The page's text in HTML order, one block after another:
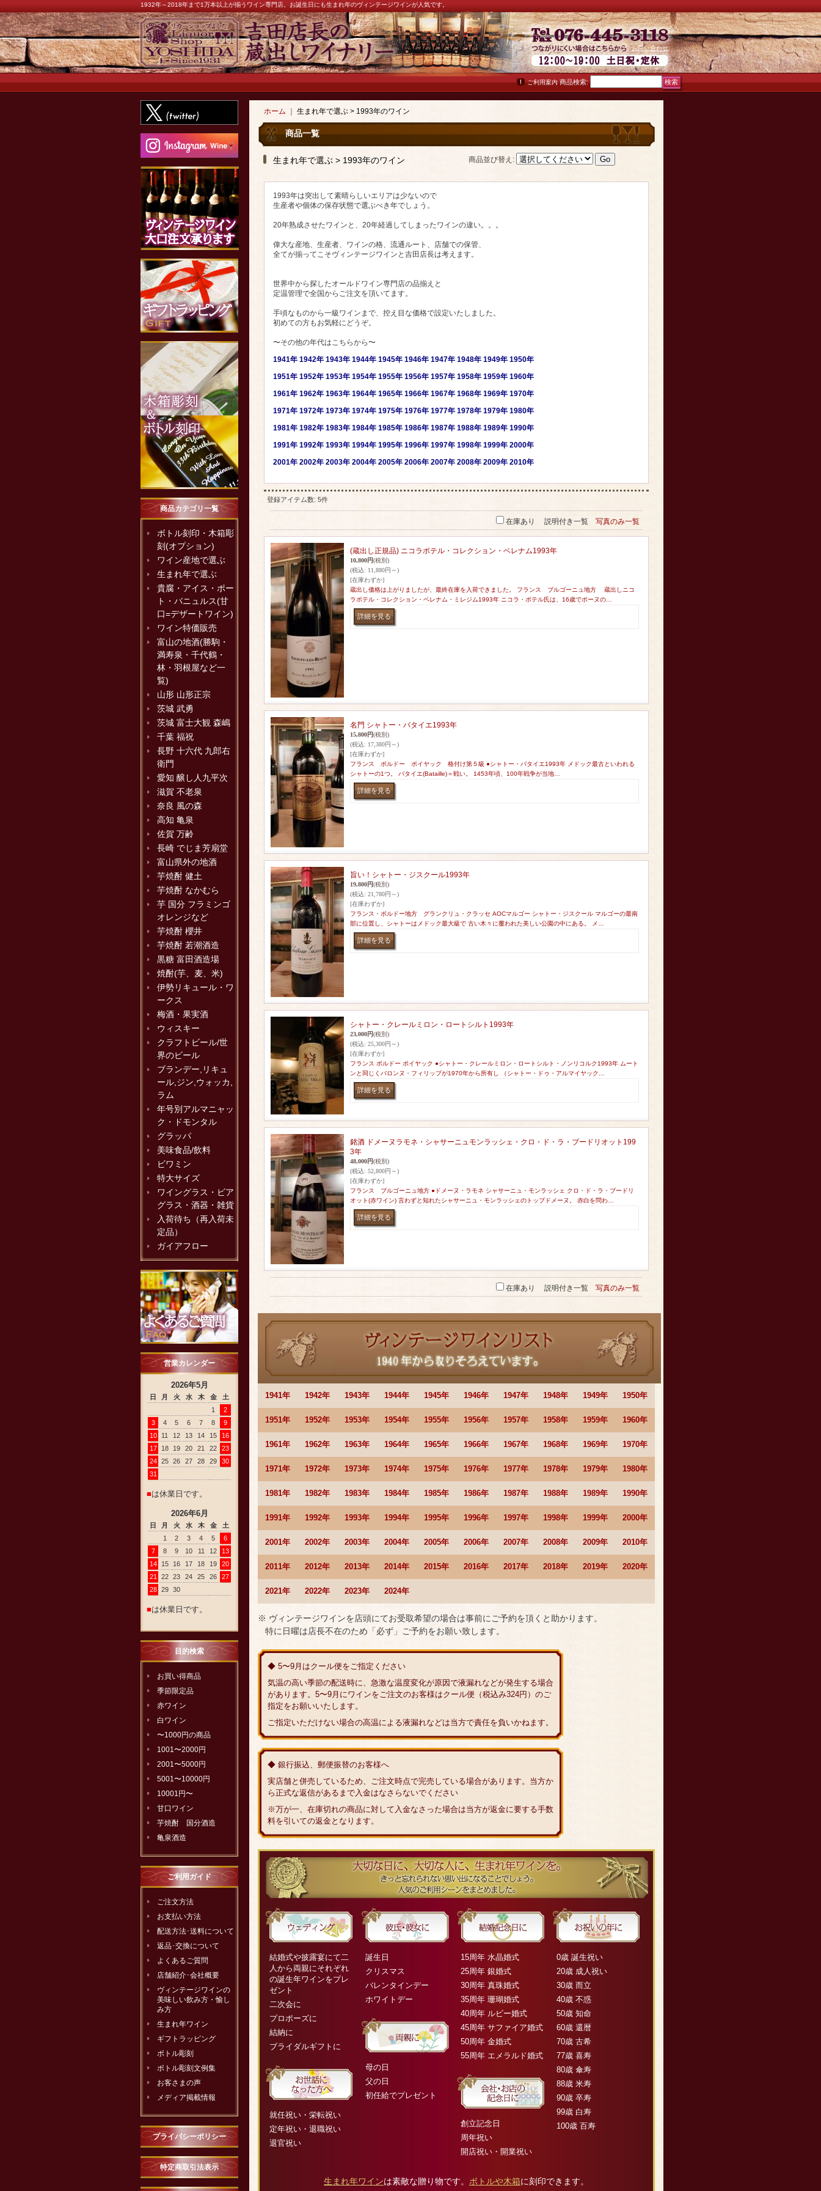
1932年～2018年まで1万本以上が揃うワイン専門店。お誕生日にも生まれ年のヴィンテージワインが人気です。
ご利用案内
お問い合わせ
商品検索:
商品カテゴリ一覧
ボトル刻印・木箱彫
刻(オプション)
ワイン産地で選ぶ
生まれ年で選ぶ
貴腐・アイス・ポー
ト・バニュルス(甘
口=デザートワイン)
ワイン特価販売
富山の地酒(勝駒・
満寿泉・千代鶴・
林・羽根屋など一
覧)
山形 山形正宗
茨城 武勇
茨城 富士大観 森嶋
千葉 福祝
長野 十六代 九郎右
衛門
愛知 醸し人九平次
滋賀 不老泉
奈良 風の森
高知 亀泉
佐賀 万齢
長崎 でじま芳扇堂
富山県外の地酒
芋焼酎 健土
芋焼酎 なかむら
芋 国分 フラミンゴ
オレンジなど
芋焼酎 櫻井
芋焼酎 若潮酒造
黒糖 富田酒造場
焼酎(芋、麦、米)
伊勢リキュール・ワ
ークス
梅酒・果実酒
ウィスキー
クラフトビール/世
界のビール
ブランデー,リキュ
ール,ジン,ウォッカ,
ラム
年号別アルマニャッ
ク・ドモンタル
グラッパ
美味食品/飲料
ビワミン
特大サイズ
ワイングラス・ビア
グラス・酒器・雑貨
入荷待ち（再入荷未
定品）
ガイアフロー
営業カレンダー
2026年5月
日 月 火 水 木 金
土
1
2
3
4 5 6 7 8
9
10
11 12 13 14 15
16
17
18 19 20 21 22
23
24
25 26 27 28 29
30
31
■は休業日です。
2026年6月
日 月 火 水 木 金
土
1
2 3 4 5
6
7
8 9 10 11 12
13
14
15 16 17 18 19
20
21
22 23 24 25 26
27
28
29 30
■は休業日です。
目的検索
お買い得商品
季節限定品
赤ワイン
白ワイン
〜1000円の商品
1001〜2000円
2001〜5000円
5001〜10000円
10001円〜
甘口ワイン
芋焼酎 国分酒造
亀泉酒造
ご利用ガイド
ご注文方法
お支払い方法
配送方法･送料について
返品･交換について
よくあるご質問
店舗紹介･会社概要
ヴィンテージワインの
美味しい飲み方・愉し
み方
生まれ年ワイン
ギフトラッピング
ボトル彫刻
ボトル彫刻文例集
お客さまの声
メディア掲載情報
プライバシーポリシー
特定商取引法表示
ホーム 生まれ年で選ぶ > 1993年のワイン
商品一覧
生まれ年で選ぶ > 1993年のワイン 商品並び替え :
1993年は突出して素晴らしいエリアは少ないので
生産者や個体の保存状態で選ぶべき年でしょう。
20年熟成させたワインと、20年経過してしまったワインの違い。。。
偉大な産地、生産者、ワインの格、流通ルート、店舗での保管、
全てが揃ってこそヴィンテージワインと吉田店長は考えます。
世界中から探したオールドワイン専門店の品揃えと
定温管理で全国からご注文を頂いてます。
手頃なものから一級ワインまで、控え目な価格で設定いたしました。
初めての方もお気軽にどうぞ。
〜その他の年代はこちらから〜
1941年 1942年 1943年 1944年 1945年 1946年 1947年 1948年 1949年 1950年
1951年 1952年 1953年 1954年 1955年 1956年 1957年 1958年 1959年 1960年
1961年 1962年 1963年 1964年 1965年 1966年 1967年 1968年 1969年 1970年
1971年 1972年 1973年 1974年 1975年 1976年 1977年 1978年 1979年 1980年
1981年 1982年 1983年 1984年 1985年 1986年 1987年 1988年 1989年 1990年
1991年 1992年 1993年 1994年 1995年 1996年 1997年 1998年 1999年 2000年
2001年 2002年 2003年 2004年 2005年 2006年 2007年 2008年 2009年 2010年
登録アイテム数: 5件
在庫あり 説明付き一覧 写真のみ一覧
(蔵出し正規品) ニコラポテル・コレクション・ベレナム1993年
10,800円(税別)
(税込: 11,880円～)
[在庫わずか]
蔵出し価格は上がりましたが、最終在庫を入荷できました。 フランス ブルゴーニュ地方 蔵出しニコ
ラポテル・コレクション・ベレナム・ミレジム1993年 ニコラ・ポテル氏は、16歳でボーヌの…
名門 シャトー・バタイエ1993年
15,800円(税別)
(税込: 17,380円～)
[在庫わずか]
フランス ボルドー ポイヤック 格付け第５級 ●シャトー・バタイエ1993年 メドック最古といわれる
シャトーの1つ。 バタイエ(Bataille)＝戦い。 1453年頃、100年戦争が当地…
旨い！シャトー・ジスクール1993年
19,800円(税別)
(税込: 21,780円～)
[在庫わずか]
フランス・ボルドー地方 グランクリュ・クラッセ AOCマルゴー シャトー・ジスクール マルゴーの最南
部に位置し、シャトーはメドック最大級で 古い木々に覆われた美しい公園の中にある。 メ…
シャトー・クレールミロン・ロートシルト1993年
23,000円(税別)
(税込: 25,300円～)
[在庫わずか]
フランス ボルドー ポイヤック ●シャトー・クレールミロン・ロートシルト・ノンリコルク1993年 ムート
ンと同じくバロンヌ・フィリップが1970年から所有し （シャトー・ドゥ・アルマイヤック…
銘酒 ドメーヌラモネ・シャサーニュモンラッシェ・クロ・ド・ラ・ブードリオット199
3年
48,000円(税別)
(税込: 52,800円～)
[在庫わずか]
フランス ブルゴーニュ地方 ●ドメーヌ・ラモネ シャサーニュ・モンラッシェ クロ・ド・ラ・ブードリ
オット(赤ワイン) 言わずと知れたシャサーニュ・モンラッシェのトップドメーヌ。 赤白を問わ…
在庫あり 説明付き一覧 写真のみ一覧
1941年 1942年 1943年 1944年 1945年 1946年 1947年 1948年 1949年 1950年
1951年 1952年 1953年 1954年 1955年 1956年 1957年 1958年 1959年 1960年
1961年 1962年 1963年 1964年 1965年 1966年 1967年 1968年 1969年 1970年
1971年 1972年 1973年 1974年 1975年 1976年 1977年 1978年 1979年 1980年
1981年 1982年 1983年 1984年 1985年 1986年 1987年 1988年 1989年 1990年
1991年 1992年 1993年 1994年 1995年 1996年 1997年 1998年 1999年 2000年
2001年 2002年 2003年 2004年 2005年 2006年 2007年 2008年 2009年 2010年
2011年 2012年 2013年 2014年 2015年 2016年 2017年 2018年 2019年 2020年
2021年 2022年 2023年 2024年
※ ヴィンテージワインを店頭にてお受取希望の場合は事前にご予約を頂くと助かります。
特に日曜は店長不在のため「必ず」ご予約をお願い致します。
◆ 5〜9月はクール便をご指定ください
気温の高い季節の配送時に、急激な温度変化が原因で液漏れなどが発生する場合
があります。5〜9月にワインをご注文のお客様はクール便（税込み324円）のご
指定をお願いいたします。
ご指定いただけない場合の高温による液漏れなどは当方で責任を負いかねます。
◆ 銀行振込、郵便振替のお客様へ
実店舗と併売しているため、ご注文時点で完売している場合があります。当方か
ら正式な返信があるまで入金はなさらないでください
※万が一、在庫切れの商品に対して入金なさった場合は当方が返金に要する手数
料を引いての返金となります。
結婚式や披露宴にて二
人から両親にそれぞれ
の誕生年ワインをプレ
ゼント
二次会に
プロポーズに
結納に
ブライダルギフトに
就任祝い・栄転祝い
定年祝い・退職祝い
退官祝い
誕生日
クリスマス
バレンタインデー
ホワイトデー
母の日
父の日
初任給でプレゼント
15周年 水晶婚式
25周年 銀婚式
30周年 真珠婚式
35周年 珊瑚婚式
40周年 ルビー婚式
45周年 サファイア婚式
50周年 金婚式
55周年 エメラルド婚式
創立記念日
周年祝い
開店祝い・開業祝い
0歳 誕生祝い
20歳 成人祝い
30歳 而立
40歳 不惑
50歳 知命
60歳 還暦
70歳 古希
77歳 喜寿
80歳 傘寿
88歳 米寿
90歳 卒寿
99歳 白寿
100歳 百寿
生まれ年ワインは素敵な贈り物です。 ボトルや木箱に刻印できます。